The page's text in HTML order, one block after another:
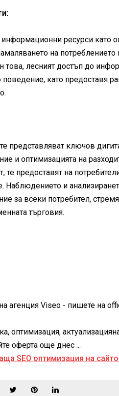
ресурси като
на потреблението
това, лесният достъп до
поведение, като предоставя
представляват ключов
и оптимизацията на
те предоставят на
Наблюдението и
за всеки потребител,
търговия.
агенция Viseo - пишете на
оптимизация,
оферта още днес ...